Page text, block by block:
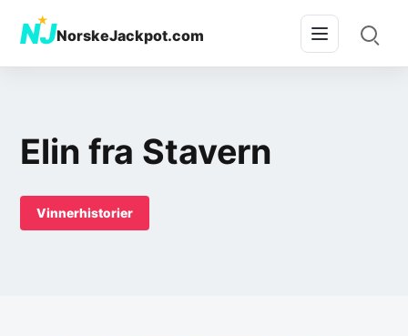
NJ
★
NorskeJackpot.com
Elin fra Stavern
Vinnerhistorier